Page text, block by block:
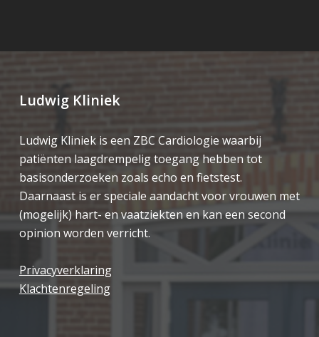
Ludwig Kliniek
Ludwig Kliniek is een ZBC Cardiologie waarbij
patiënten laagdrempelig toegang hebben tot
basisonderzoeken zoals echo en fietstest.
Daarnaast is er speciale aandacht voor vrouwen met
(mogelijk) hart- en vaatziekten en kan een second
opinion worden verricht.
Privacyverklaring
Klachtenregeling